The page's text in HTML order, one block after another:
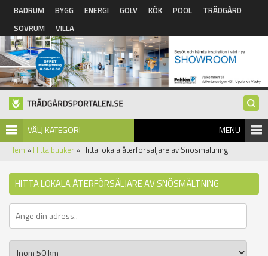
Hoppa till huvudinnehåll
BADRUM BYGG ENERGI GOLV KÖK POOL
TRÄDGÅRD
SOVRUM
VILLA
VÄLJ KATEGORI MENU
Hem » Hitta butiker » Hitta lokala återförsäljare av Snösmältning
HITTA LOKALA ÅTERFÖRSÄLJARE AV SNÖSMÄLTNING